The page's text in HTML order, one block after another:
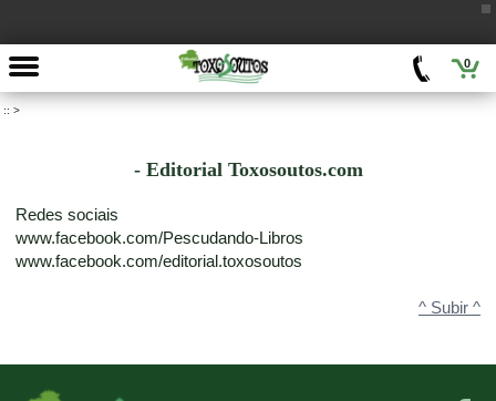
0
:: >
- Editorial Toxosoutos.com
Redes sociais
www.facebook.com/Pescudando-Libros
www.facebook.com/editorial.toxosoutos
^ Subir ^